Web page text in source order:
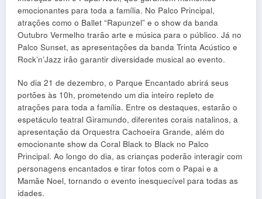
emocionantes para toda a família. No Palco Principal,
atrações como o Ballet “Rapunzel” e o show da banda
Outubro Vermelho trarão arte e música para o público. Já no
Palco Sunset, as apresentações da banda Trinta Acústico e
Rock’n’Jazz irão garantir diversidade musical ao evento.
No dia 21 de dezembro, o Parque Encantado abrirá seus
portões às 10h, prometendo um dia inteiro repleto de
atrações para toda a família. Entre os destaques, estarão o
espetáculo teatral Giramundo, diferentes corais natalinos, a
apresentação da Orquestra Cachoeira Grande, além do
emocionante show da Coral Black to Black no Palco
Principal. Ao longo do dia, as crianças poderão interagir com
personagens encantados e tirar fotos com o Papai e a
Mamãe Noel, tornando o evento inesquecível para todas as
idades.